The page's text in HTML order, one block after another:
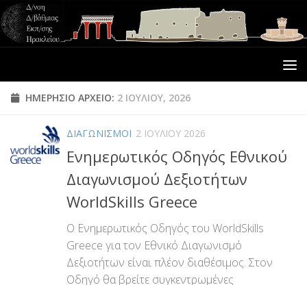
ΗΜΕΡΉΣΙΟ ΑΡΧΕΊΟ: 2 ΙΟΥΛΊΟΥ, 2026
ΔΙΑΓΩΝΙΣΜΟΙ 2 ΙΟΥΛΊΟΥ 2026
Ενημερωτικός Οδηγός Εθνικού
Διαγωνισμού Δεξιοτήτων
WorldSkills Greece
Ο Ενημερωτικός Οδηγός του WorldSkills
Greece για τον Εθνικό Διαγωνισμό
Δεξιοτήτων είναι πλέον διαθέσιμος. Στον
Οδηγό θα βρείτε συγκεντρωμένες